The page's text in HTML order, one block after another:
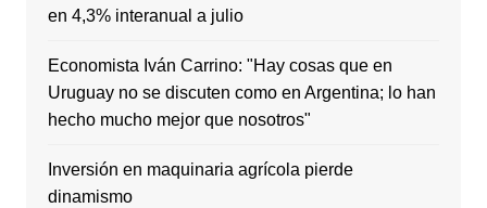
en 4,3% interanual a julio
Economista Iván Carrino: "Hay cosas que en
Uruguay no se discuten como en Argentina; lo han
hecho mucho mejor que nosotros"
Inversión en maquinaria agrícola pierde
dinamismo